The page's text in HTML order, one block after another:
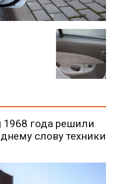
года решили
слову техники